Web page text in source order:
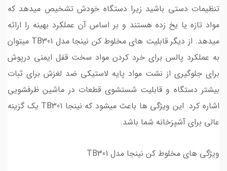
تنظیمات دستی باشید زیرا دستگاه خودش تشخیص میدهد که
مواد تازه یا یخ زده هستند و بر اساس آن عملکرد بهینه را ارائه
میدهد. از دیگر قابلیت های مخلوط کن نینجا مدل TB301 میتوان
به عملکرد پالس برای خرد کردن مواد سخت قفل ایمنی درپوش
برای جلوگیری از نشت مواد پایه لاستیکی ضد لغزش برای ثبات
بیشتر دستگاه و قابلیت شستشوی قطعات در ماشین ظرفشویی
اشاره کرد. این ویژگی ها باعث میشود که نینجا TB301 یک گزینه
عالی برای آشپزخانه شما باشد.
ویژگی های مخلوط کن نینجا مدل TB301